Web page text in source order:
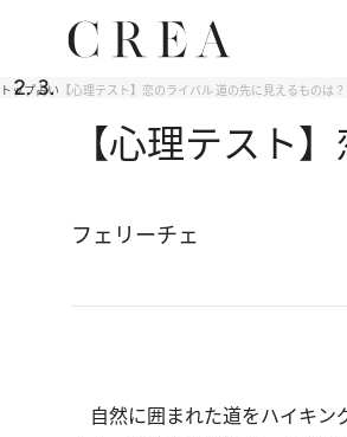
トップ占い 【心理テスト】恋のライバル 道の先に見えるものは？
【心理テスト
フェリーチェ
自然に囲まれた道をハイキン